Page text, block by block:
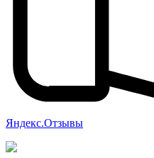
Яндекс.Отзывы